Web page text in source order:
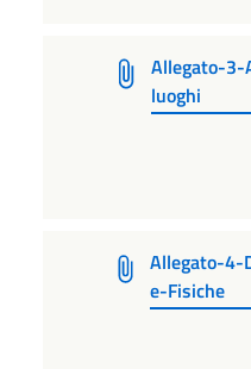
Allegato-
luoghi
Allegato-4-
e-Fisiche